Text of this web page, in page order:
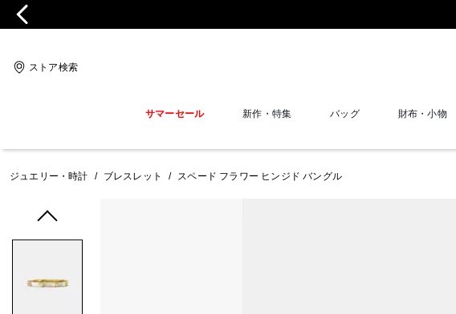
ストア検索
サマーセール 新作・特集 バッグ 財布・小物
ジュエリー・時計 / ブレスレット / スペード フラワー ヒンジド バングル